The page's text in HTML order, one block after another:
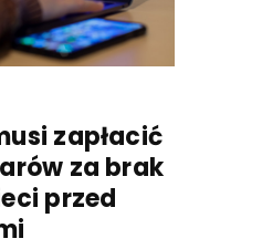
zapłacić
za brak
przed